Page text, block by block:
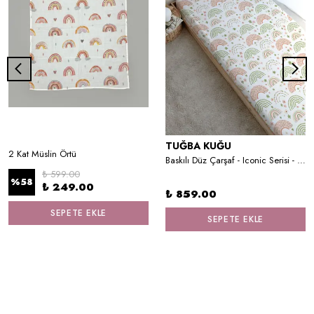
2 Kat Müslin Örtü
%58
₺ 599.00
₺ 249.00
SEPETE EKLE
TUĞBA KUĞU
Baskılı Düz Çarşaf - Iconic Serisi - Soft Çiçekli Ay Ve Gökkuşağı
₺ 859.00
SEPETE EKLE